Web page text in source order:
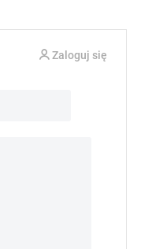
Zaloguj się